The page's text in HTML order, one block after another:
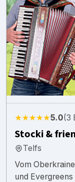
★★★★★5.0(3
Stocki &
Telfs
Vom
und